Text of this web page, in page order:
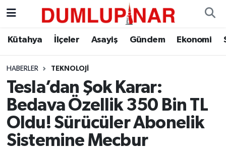
Kütahya İlçeler Asayiş Gündem Ekonomi
HABERLER TEKNOLOJI
Tesla’dan Şok Karar:
Bedava Özellik 350 Bin TL
Oldu! Sürücüler Abonelik
Sistemine Mecbur
Asayiş
Diğer
Dünya
Eğitim
Ekonomi
Kütahya Hava Durumu
Kütahya Trafik Yoğunluk Haritası
Süper Lig Puan Durumu ve Fikstür
Tüm Manşetler
Son Dakika Haberleri